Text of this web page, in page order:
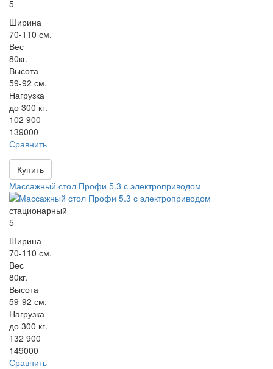
5
Ширина
70-110 см.
Вес
80кг.
Высота
59-92 см.
Нагрузка
до 300 кг.
102 900
139000
Сравнить
Купить
Массажный стол Профи 5.3 с электроприводом
стационарный
5
Ширина
70-110 см.
Вес
80кг.
Высота
59-92 см.
Нагрузка
до 300 кг.
132 900
149000
Сравнить